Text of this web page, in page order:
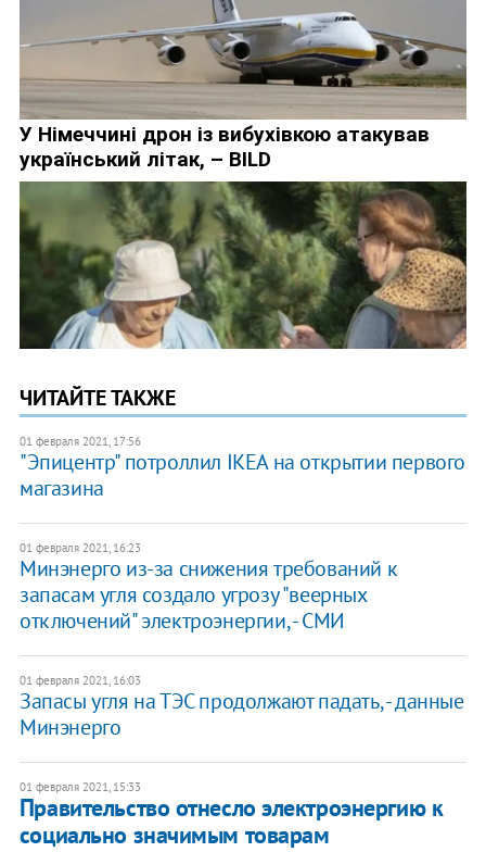
ЧИТАЙТЕ ТАКЖЕ
01 февраля 2021, 17:56
"Эпицентр" потроллил IKEA на открытии первого
магазина
01 февраля 2021, 16:23
Минэнерго из-за снижения требований к
запасам угля создало угрозу "веерных
отключений" электроэнергии, - СМИ
01 февраля 2021, 16:03
Запасы угля на ТЭС продолжают падать, - данные
Минэнерго
01 февраля 2021, 15:33
Правительство отнесло электроэнергию к
социально значимым товарам